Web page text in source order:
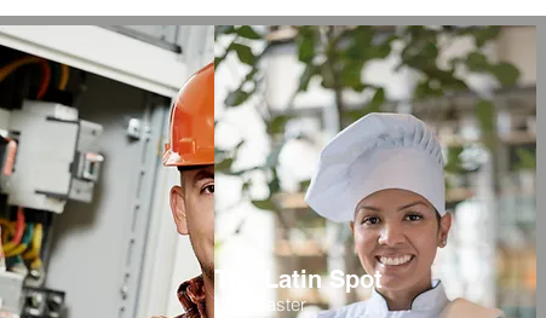
The Latin Spot
Webmaster